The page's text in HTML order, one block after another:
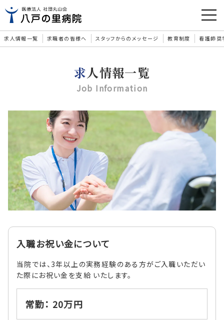
求人情報一覧
求職者の皆様へ スタッフからのメッセージ 教育制度 看護師奨
求人情報一覧
Job Information
入職お祝い金について
当院では、3年以上の実務経験のある方がご入職いただい
た際にお祝い金を支給 いたします。
常勤： 20万円